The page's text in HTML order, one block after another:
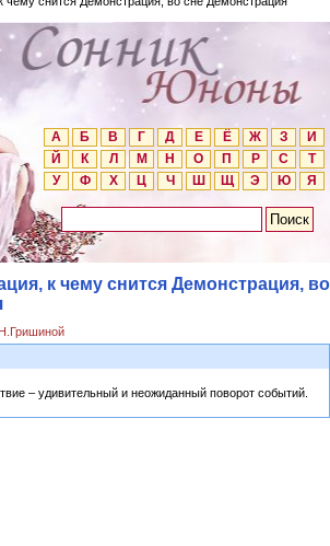
А Б В Г Д Е Ё Ж З
И
Й
К Л М Н О П Р С
Т
У
Ф Х Ц Ч Ш Щ Э Ю Я
к чему снится Демонстрация, во
– удивительный и неожиданный поворот событий.